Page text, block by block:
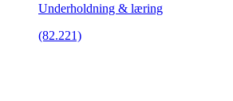
Underholdning & læring
(82.221)